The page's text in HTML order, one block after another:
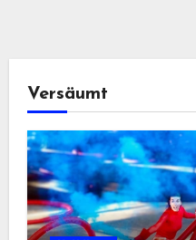
Versäumt